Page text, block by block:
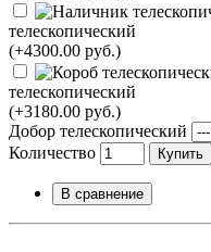
телескопический
(+4300.00 руб.)
телескопический
(+3180.00 руб.)
Добор телескопический
Количество
Купить
В сравнение